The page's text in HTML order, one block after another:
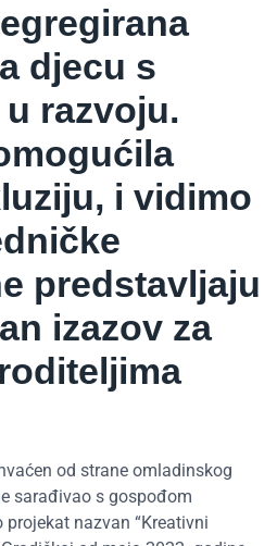
djecu s
razvoju.
i vidimo
predstavljaju
izazov za
od strane omladinskog
sarađivao s gospođom
nazvan “Kreativni